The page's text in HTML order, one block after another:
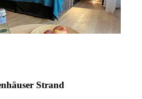
Strand